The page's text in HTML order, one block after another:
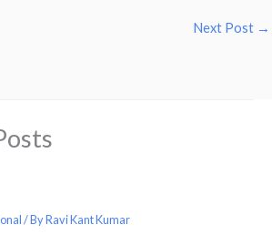
Next Post →
/ ByRavi Kant Kumar